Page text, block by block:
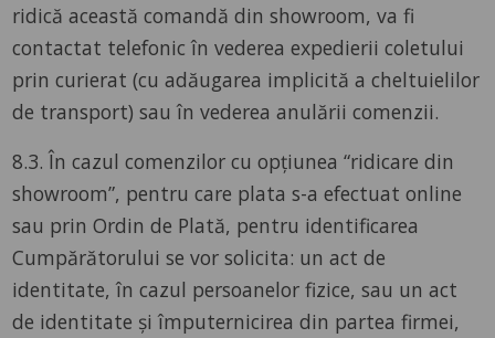
ridică această comandă din showroom, va fi
contactat telefonic în vederea expedierii coletului
prin curierat (cu adăugarea implicită a cheltuielilor
de transport) sau în vederea anulării comenzii.
8.3. În cazul comenzilor cu opțiunea “ridicare din
showroom”, pentru care plata s-a efectuat online
sau prin Ordin de Plată, pentru identificarea
Cumpărătorului se vor solicita: un act de
identitate, în cazul persoanelor fizice, sau un act
de identitate și împuternicirea din partea firmei,